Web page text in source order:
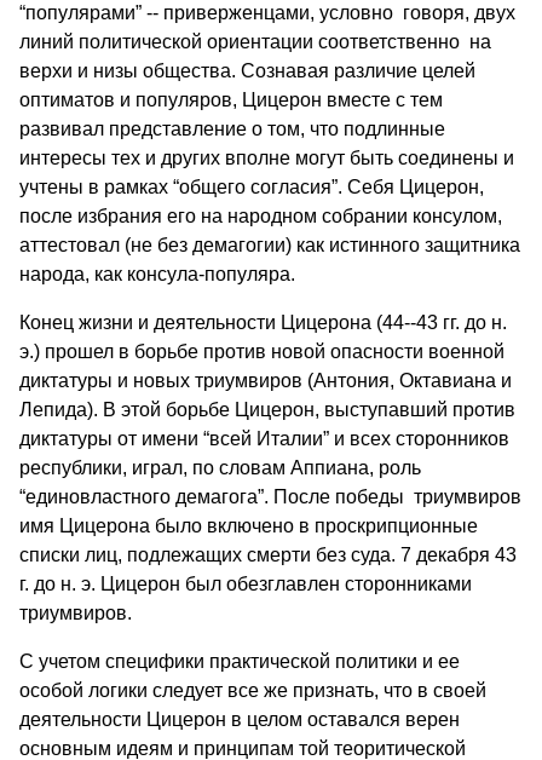
“популярами” -- приверженцами, условно говоря, двух
линий политической ориентации соответственно на
верхи и низы общества. Сознавая различие целей
оптиматов и популяров, Цицерон вместе с тем
развивал представление о том, что подлинные
интересы тех и других вполне могут быть соединены и
учтены в рамках “общего согласия”. Себя Цицерон,
после избрания его на народном собрании консулом,
аттестовал (не без демагогии) как истинного защитника
народа, как консула-популяра.
Конец жизни и деятельности Цицерона (44--43 гг. до н.
э.) прошел в борьбе против новой опасности военной
диктатуры и новых триумвиров (Антония, Октавиана и
Лепида). В этой борьбе Цицерон, выступавший против
диктатуры от имени “всей Италии” и всех сторонников
республики, играл, по словам Аппиана, роль
“единовластного демагога”. После победы триумвиров
имя Цицерона было включено в проскрипционные
списки лиц, подлежащих смерти без суда. 7 декабря 43
г. до н. э. Цицерон был обезглавлен сторонниками
триумвиров.
С учетом специфики практической политики и ее
особой логики следует все же признать, что в своей
деятельности Цицерон в целом оставался верен
основным идеям и принципам той теоритической